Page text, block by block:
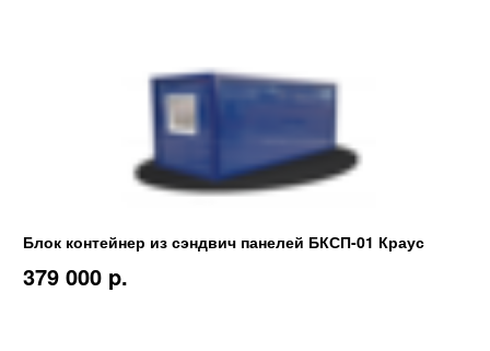
Блок контейнер из сэндвич панелей БКСП-01 Краус
379 000 p.